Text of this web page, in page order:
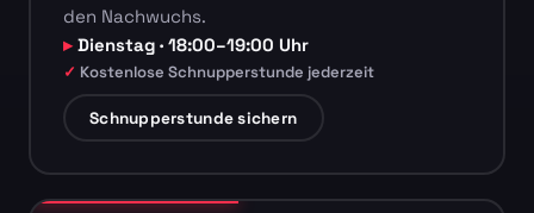
den Nachwuchs.
Dienstag · 18:00–19:00 Uhr
Kostenlose Schnupperstunde jederzeit
Schnupperstunde sichern